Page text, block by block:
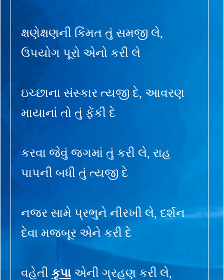
ક્ષણેક્ષણની કિંમત તું સમજી લે,
ઉપયોગ પૂરો એનો કરી લે
ઇચ્છાના સંસ્કાર ત્યજી દે, આવરણ
માયાનાં તો તું ફેંકી દે
કરવા જેવું જગમાં તું કરી લે, રાહ
પાપની બધી તું ત્યજી દે
નજર સામે પ્રભુને નીરખી લે, દર્શન
દેવા મજબૂર એને કરી દે
વહેતી કૃપા એની ગ્રહણ કરી લે,